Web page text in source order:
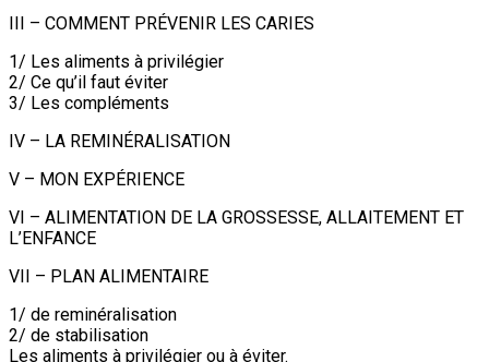
III – COMMENT PRÉVENIR LES CARIES
1/ Les aliments à privilégier
2/ Ce qu’il faut éviter
3/ Les compléments
IV – LA REMINÉRALISATION
V – MON EXPÉRIENCE
VI – ALIMENTATION DE LA GROSSESSE, ALLAITEMENT ET
L’ENFANCE
VII – PLAN ALIMENTAIRE
1/ de reminéralisation
2/ de stabilisation
Les aliments à privilégier ou à éviter.